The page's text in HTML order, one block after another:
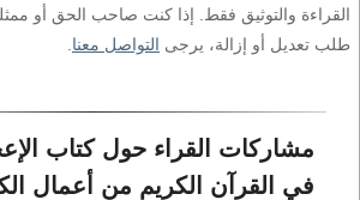
القراءة والتوثيق فقط. إذا كنت صاحب الحق أو
طلب تعديل أو إزالة، يرجى التواصل معنا
مشاركات القراء حول كتاب
في القرآن الكريم من أعمال